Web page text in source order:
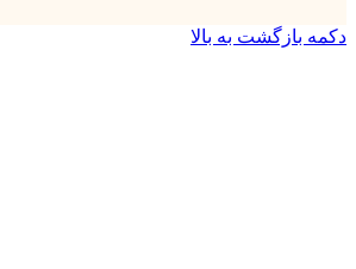
دکمه بازگشت به بالا